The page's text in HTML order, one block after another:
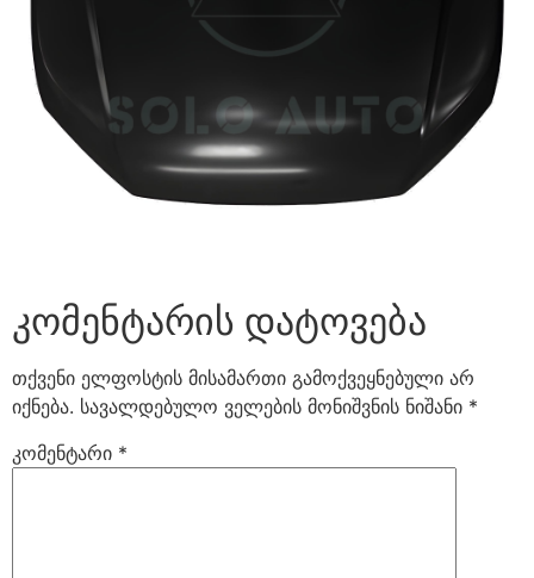
კომენტარის დატოვება
თქვენი ელფოსტის მისამართი გამოქვეყნებული არ
იქნება. სავალდებულო ველების მონიშვნის ნიშანი *
კომენტარი *